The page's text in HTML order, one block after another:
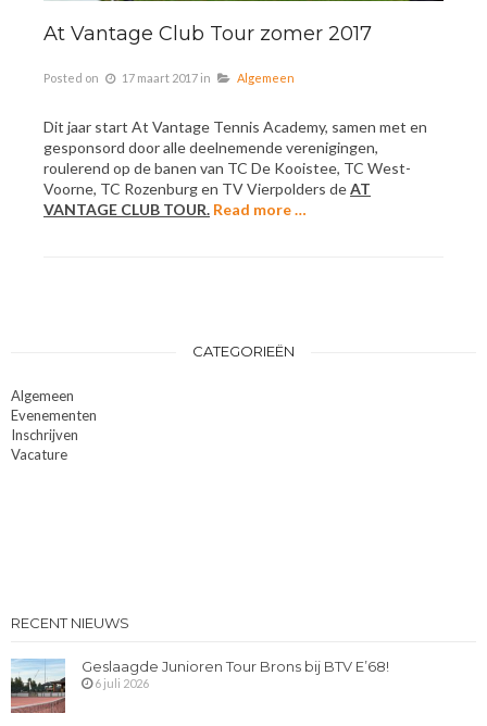
At Vantage Club Tour zomer 2017
Posted on 17 maart 2017 in Algemeen
Dit jaar start At Vantage Tennis Academy, samen met en
gesponsord door alle deelnemende verenigingen,
roulerend op de banen van TC De Kooistee, TC West-
Voorne, TC Rozenburg en TV Vierpolders deAT
VANTAGE CLUB TOUR. Read more …
CATEGORIEËN
Algemeen
Evenementen
Inschrijven
Vacature
RECENT NIEUWS
Geslaagde Junioren Tour Brons bij BTV E’68!
6 juli 2026